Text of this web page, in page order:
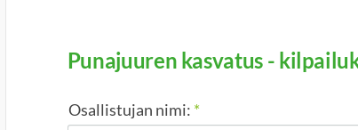
Punajuuren kasvatus -
Osallistujan nimi: *